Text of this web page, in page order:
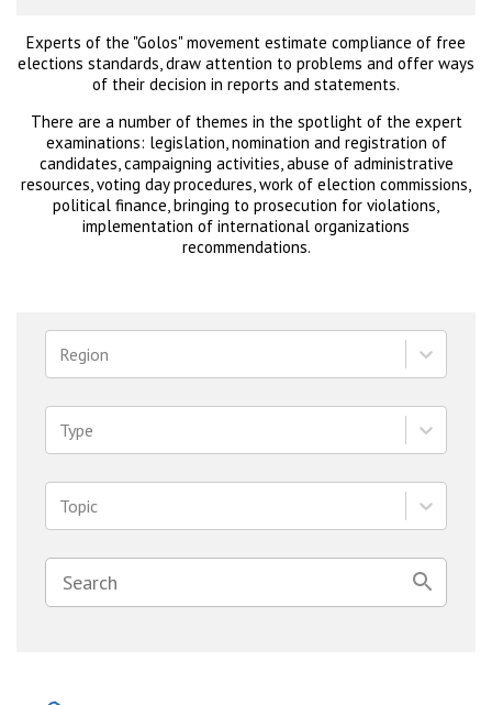
Experts of the "Golos" movement estimate compliance of free
elections standards, draw attention to problems and offer ways
of their decision in reports and statements.
There are a number of themes in the spotlight of the expert
examinations: legislation, nomination and registration of
candidates, campaigning activities, abuse of administrative
resources, voting day procedures, work of election commissions,
political finance, bringing to prosecution for violations,
implementation of international organizations
recommendations.
Region
Type
Topic